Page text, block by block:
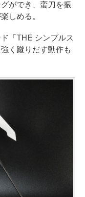
ができ、蛮刀を振
しめる。
「THE シンプルス
く蹴りだす動作も